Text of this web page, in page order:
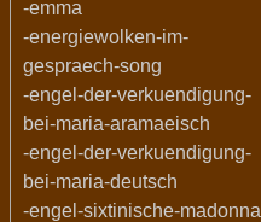
-emma
-energiewolken-im-
gespraech-song
-engel-der-verkuendigung-
bei-maria-aramaeisch
-engel-der-verkuendigung-
bei-maria-deutsch
-engel-sixtinische-madonna